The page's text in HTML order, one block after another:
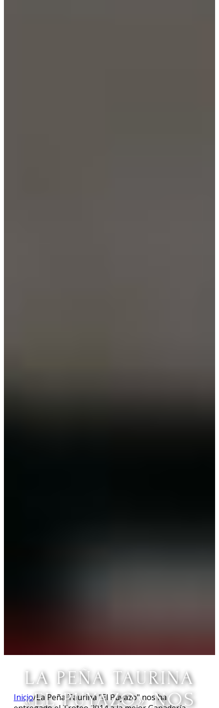
LA PEÑA TAURINA
«EL PUYAZO» NOS
Inicio/La Peña Taurina "El Puyazo" nos ha